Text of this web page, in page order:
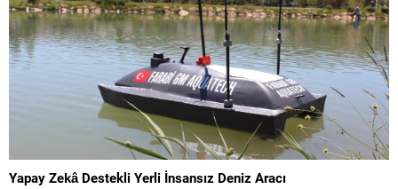
Yapay Zekâ Destekli Yerli İnsansız Deniz Aracı